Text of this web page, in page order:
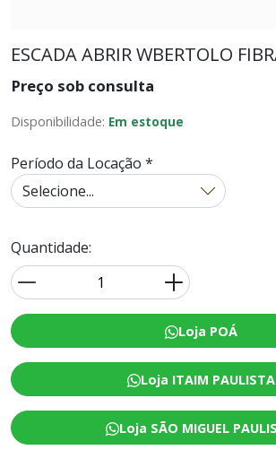
ESCADA ABRIR WBERTOLO
Preço sob consulta
Disponibilidade: Em estoque
Período da Locação *
Quantidade:
Loja POÁ
Loja ITAIM PAULISTA
Loja SÃO MIGUEL